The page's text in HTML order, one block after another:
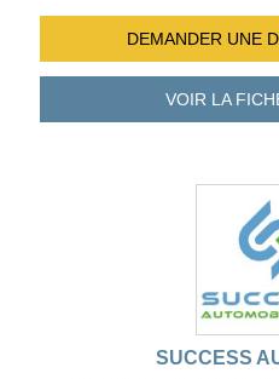
DEMANDER UNE
VOIR LA
SUCCESS